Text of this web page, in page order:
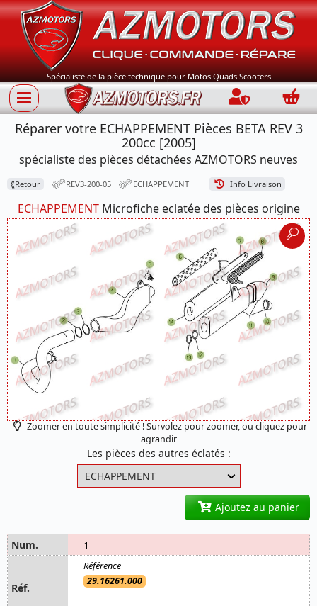
Spécialiste de la pièce technique pour Motos Quads Scooters
Connection
Réparer votre ECHAPPEMENT Pièces BETA REV 3
200cc [2005]
spécialiste des pièces détachées AZMOTORS neuves
⟪Retour REV3-200-05 ECHAPPEMENT Info Livraison
ECHAPPEMENTMicrofiche eclatée des pièces origine
Zoomer en toute simplicité ! Survolez pour zoomer, ou cliquez pour
agrandir
Les pièces des autres éclatés :
Ajoutez au panier
1
29.16261.000